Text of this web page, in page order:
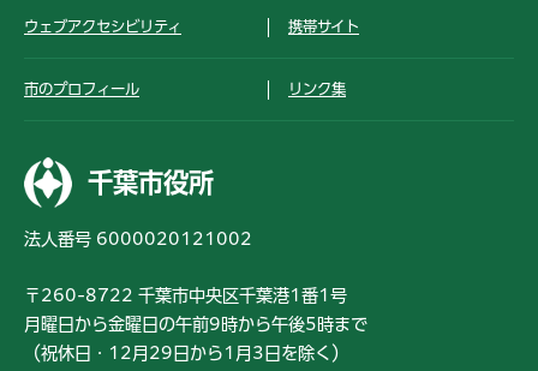
ウェブアクセシビリティ 携帯サイト
市のプロフィール リンク集
千葉市役所
法人番号 6000020121002
〒260-8722 千葉市中央区千葉港1番1号
月曜日から金曜日の午前9時から午後5時まで
（祝休日・12月29日から1月3日を除く）